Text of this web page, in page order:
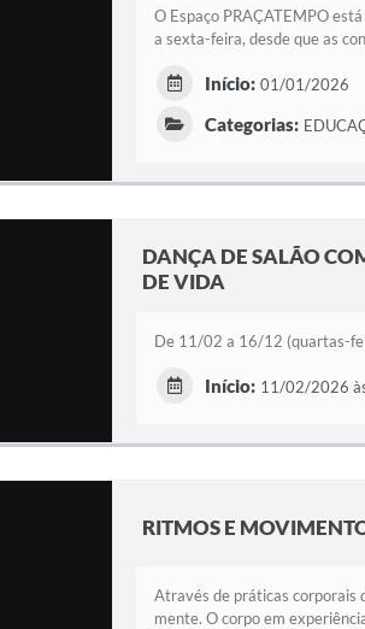
O Espaço PRAÇATEMPO
a sexta-feira, desde que as
Início: 01/01/2026
Categorias:
DANÇA DE SALÃO
DE VIDA
De 11/02 a 16/12 (quartas-
Início: 11/02/2026
RITMOS E
Através de práticas corporais
mente. O corpo em